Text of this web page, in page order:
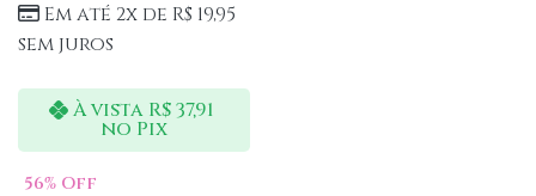
Em até 2x de R$ 19,95
sem juros
À vista R$37,91
no Pix
56% Off